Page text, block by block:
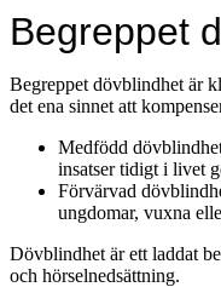
Begreppet
Begreppet dövblindhet är
det ena sinnet att
Medfödd
insatser tidigt i livet
Förvärvad
ungdomar, vuxna
Dövblindhet är ett laddat
och hörselnedsättning.